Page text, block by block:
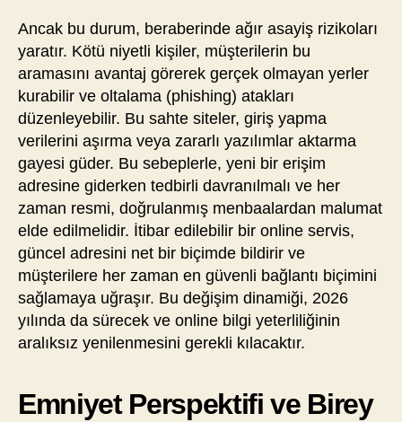
Ancak bu durum, beraberinde ağır asayiş rizikoları
yaratır. Kötü niyetli kişiler, müşterilerin bu
aramasını avantaj görerek gerçek olmayan yerler
kurabilir ve oltalama (phishing) atakları
düzenleyebilir. Bu sahte siteler, giriş yapma
verilerini aşırma veya zararlı yazılımlar aktarma
gayesi güder. Bu sebeplerle, yeni bir erişim
adresine giderken tedbirli davranılmalı ve her
zaman resmi, doğrulanmış menbaalardan malumat
elde edilmelidir. İtibar edilebilir bir online servis,
güncel adresini net bir biçimde bildirir ve
müşterilere her zaman en güvenli bağlantı biçimini
sağlamaya uğraşır. Bu değişim dinamiği, 2026
yılında da sürecek ve online bilgi yeterliliğinin
aralıksız yenilenmesini gerekli kılacaktır.
Emniyet Perspektifi ve Birey